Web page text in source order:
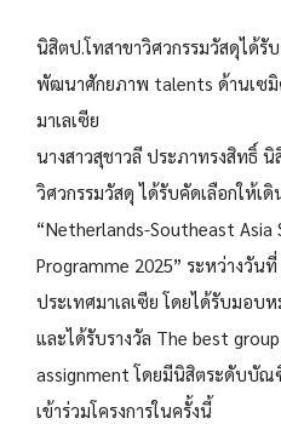
นิสิตป.โทสาขาวิศวกรรมวัสดุได้รับ
พัฒนาศักยภาพ talents ด้านเซ
มาเลเซีย
นางสาวสุชาวลี ประภาทรงสิทธิ์
วิศวกรรมวัสดุ ได้รับคัดเลือกให้เดิ
“Netherlands-Southeast
Programme 2025” ระหว่างวัน
ประเทศมาเลเซีย โดยได้รับมอบ
และได้รับรางวัล The best
assignment โดยมีนิสิตระดับบัณ
เข้าร่วมโครงการในครั้งนี้